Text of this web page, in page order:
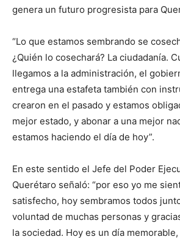
genera un futuro progresista para
“Lo que estamos sembrando se
¿Quién lo cosechará? La ciudadanía.
llegamos a la administración, el
entrega una estafeta también con
crearon en el pasado y estamos
mejor estado, y abonar a una mejor
estamos haciendo el día de hoy”.
En este sentido el Jefe del Poder
Querétaro señaló: “por eso yo me
satisfecho, hoy sembramos todos
voluntad de muchas personas y
la sociedad. Hoy es un día